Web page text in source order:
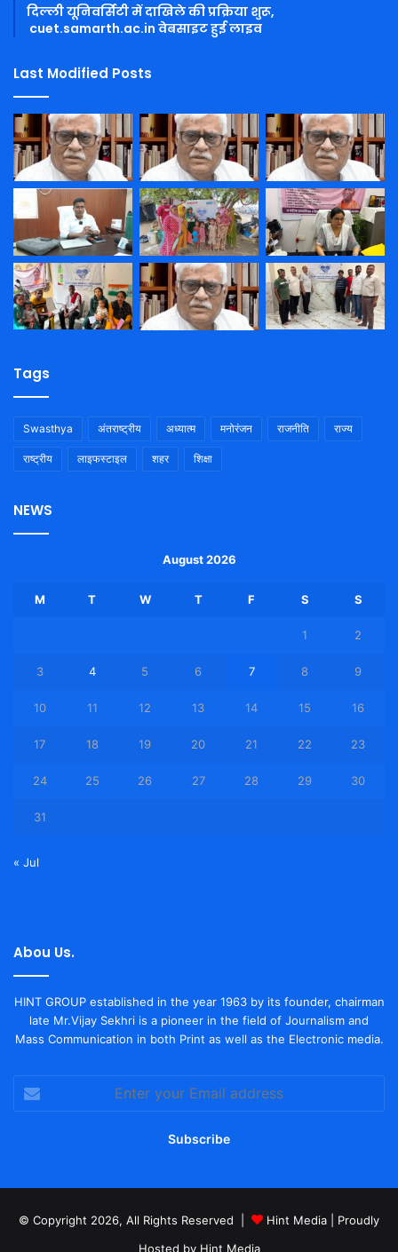
दिल्ली यूनिवर्सिटी में दाखिले की प्रक्रिया शुरू,
cuet.samarth.ac.in वेबसाइट हुई लाइव
Last Modified Posts
Tags
Swasthya अंतराष्ट्रीय अध्यात्म मनोरंजन राजनीति राज्य
राष्ट्रीय लाइफस्टाइल शहर शिक्षा
NEWS
August 2026
M T W T F S S
1 2
3 4 5 6 7 8 9
10 11 12 13 14 15 16
17 18 19 20 21 22 23
24 25 26 27 28 29 30
31
« Jul
Abou Us.
HINT GROUP established in the year 1963 by its founder, chairman
late Mr.Vijay Sekhri is a pioneer in the field of Journalism and
Mass Communication in both Print as well as the Electronic media.
your
© Copyright 2026, All Rights Reserved | Hint Media | Proudly
Hosted by Hint Media